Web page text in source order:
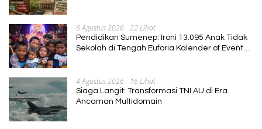
6 Agustus 2026 22 Lihat
Pendidikan Sumenep: Ironi 13.095 Anak Tidak
Sekolah di Tengah Euforia Kalender of Event
4 Agustus 2026 16 Lihat
Siaga Langit: Transformasi TNI AU di Era
Ancaman Multidomain